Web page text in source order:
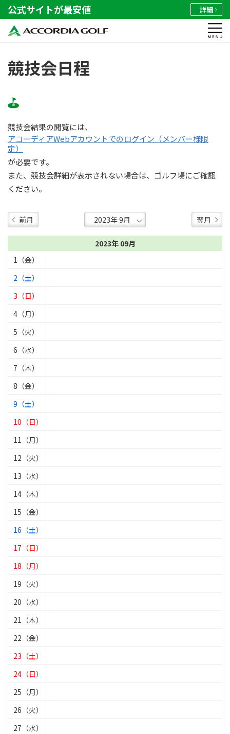
公式サイトが最安値 詳細
競技会日程
競技会結果の閲覧には、
アコーディアWebアカウントでのログイン（メンバー様限
定）
が必要です。
また、競技会詳細が表示されない場合は、ゴルフ場にご確認
ください。
前月 翌月
2023年 09月
1（金）
2（土）
3（日）
4（月）
5（火）
6（水）
7（木）
8（金）
9（土）
10（日）
11（月）
12（火）
13（水）
14（木）
15（金）
16（土）
17（日）
18（月）
19（火）
20（水）
21（木）
22（金）
23（土）
24（日）
25（月）
26（火）
27（水）